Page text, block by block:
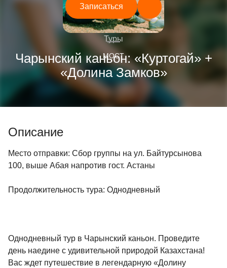
Туры
Чарынский каньон: «Куртогай» +
«Долина Замков»
Записаться
—
МОСТ
Описание
Место отправки: Сбор группы на ул. Байтурсынова
100, выше Абая напротив гост. Астаны
Продолжительность тура: Однодневный
Однодневный тур в Чарынский каньон. Проведите
день наедине с удивительной природой Казахстана!
Вас ждет путешествие в легендарную «Долину